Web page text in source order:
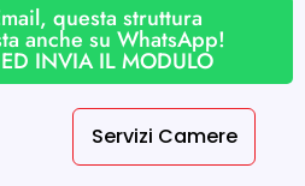
questa struttura
anche su WhatsApp!
INVIA IL MODULO
Servizi Camere